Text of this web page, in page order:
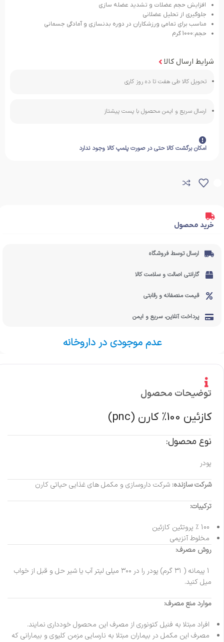
افزایش حجم عضلات و تشدید عضله سازی
جلوگیری از تحلیل عضلانی
مناسب برای تمامی ورزشکاران در دوره بدنسازی و آمادگی جسمانی
حجم:1000 گرم
شرایط ارسال کالا
تحویل کالا طی هفت تا ده روز کاری
ارسال سریع و ایمن محصول با پست پیشتاز
امکان برگشت کالا حتی در صورت پلمپ کالا وجود ندارد
خرید محصول
ارسال توسط فروشگاه
گارانتی اصالت و سلامت کالا
قیمت منصفانه و رقابتی
پرداخت آنلاین، سریع و ایمن
عدم موجودی در داروخانه
توضیحات محصول
کازئین 100% کارن (pnc)
نوع محصول:
پودر
شرکت سازنده: شرکت داروسازی و مکمل های غذایی حیاتی کارن
ترکیبات:
مخلوط آنزیمی
روش مصرف:
1 پیمانه ( ٣١ گرم) پودر را در ٣٠٠ میلی لیتر آب یا شیر حل و قبل از خواب
میل کنید.
موارد منع مصرف:
افراد مبتلا به فنیل کتونوری از مصرف این محصول خودداری نمایند.
مصرف این مکمل در بیماران مبتلا به نارسایی مزمن کلیوی و بیمارانی که